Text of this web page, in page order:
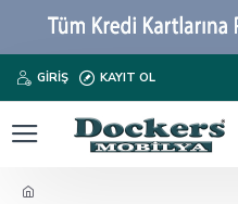
GIRIŞ KAYIT OL